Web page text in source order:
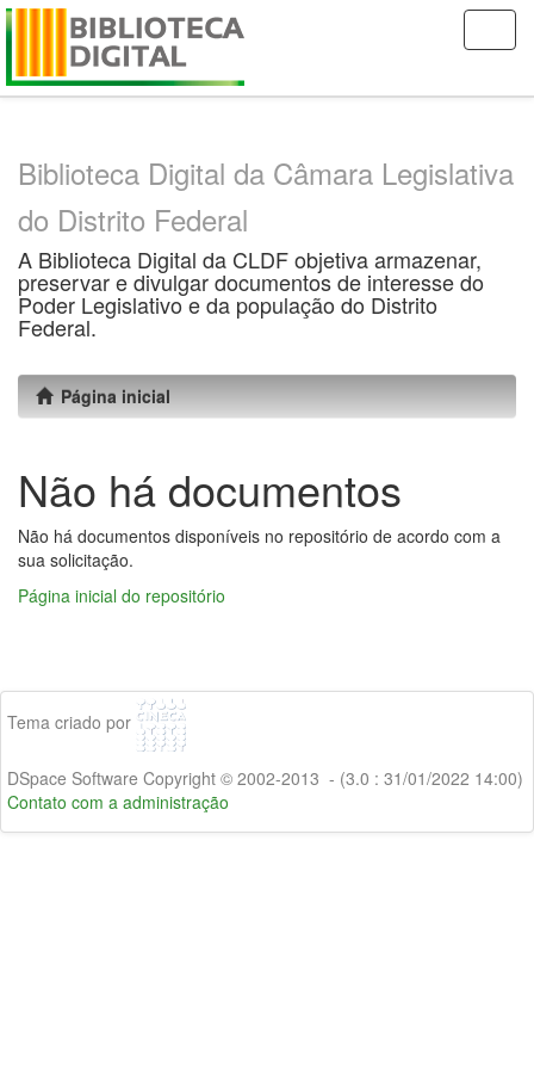
Skip
Biblioteca Digital da Câmara Legislativa
do Distrito Federal
A Biblioteca Digital da CLDF objetiva armazenar,
preservar e divulgar documentos de interesse do
Poder Legislativo e da população do Distrito
Federal.
Página inicial
Não há documentos
Não há documentos disponíveis no repositório de acordo com a
sua solicitação.
Página inicial do repositório
Tema criado por
DSpace Software Copyright © 2002-2013 - (3.0 : 31/01/2022 14:00)
Contato com a administração